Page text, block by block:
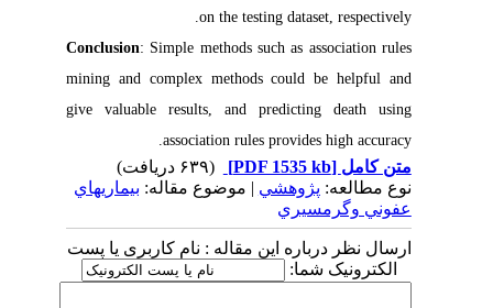
on the testing dataset, respectively.
Conclusion: Simple methods such as association rules
mining and complex methods could be helpful and
give valuable results, and predicting death using
association rules provides high accuracy.
متن کامل[PDF 1535 kb]
نوع مطالعه:پژوهشي| موضوع مقاله:بيماريهاي
عفوني وگرمسيري
ارسال نظر درباره این مقاله : نام کاربری یا پست
الکترونیک شما: